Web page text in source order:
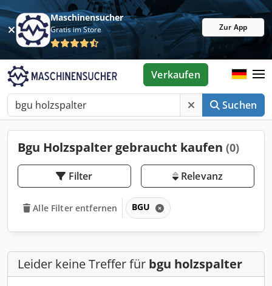
Maschinensucher
Gratis im Store Zur App
Suchen
Verkaufen
Bgu Holzspalter gebraucht kaufen (0)
Filter Relevanz
Alle Filter entfernen BGU
Leider keine Treffer für bgu holzspalter